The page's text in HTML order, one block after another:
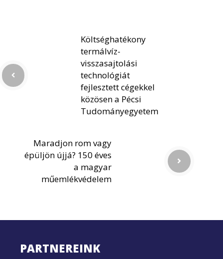
Költséghatékony
termálvíz-
visszasajtolási
technológiát
fejlesztett cégekkel
közösen a Pécsi
Tudományegyetem
Maradjon rom vagy
épüljön újjá? 150 éves
a magyar
műemlékvédelem
PARTNEREINK